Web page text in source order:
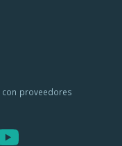
proveedores